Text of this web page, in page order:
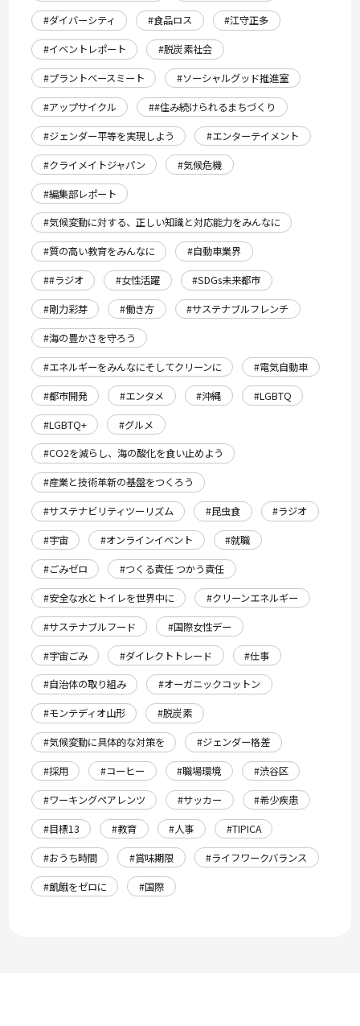
#ダイバーシティ
#食品ロス
#江守正多
#イベントレポート
#脱炭素社会
#プラントベースミート
#ソーシャルグッド推進室
#アップサイクル
##住み続けられるまちづくり
#ジェンダー平等を実現しよう
#エンターテイメント
#クライメイトジャパン
#気候危機
#編集部レポート
#気候変動に対する、正しい知識と対応能力をみんなに
#質の高い教育をみんなに
#自動車業界
##ラジオ
#女性活躍
#SDGs未来都市
#剛力彩芽
#働き方
#サステナブルフレンチ
#海の豊かさを守ろう
#エネルギーをみんなにそしてクリーンに
#電気自動車
#都市開発
#エンタメ #沖縄
#LGBTQ
#LGBTQ+
#グルメ
#CO2を減らし、海の酸化を食い止めよう
#産業と技術革新の基盤をつくろう
#サステナビリティツーリズム
#昆虫食
#ラジオ
#宇宙
#オンラインイベント
#就職
#ごみゼロ
#つくる責任 つかう責任
#安全な水とトイレを世界中に
#クリーンエネルギー
#サステナブルフード
#国際女性デー
#宇宙ごみ
#ダイレクトトレード
#仕事
#自治体の取り組み
#オーガニックコットン
#モンテディオ山形
#脱炭素
#気候変動に具体的な対策を
#ジェンダー格差
#採用
#コーヒー #職場環境
#渋谷区
#ワーキングペアレンツ
#サッカー
#希少疾患
#目標13
#教育 #人事
#TIPICA
#おうち時間
#賞味期限
#ライフワークバランス
#飢餓をゼロに
#国際